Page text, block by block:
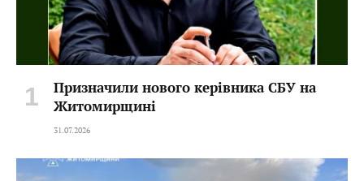
Призначили нового керівника СБУ на
Житомирщині
31.07.2026